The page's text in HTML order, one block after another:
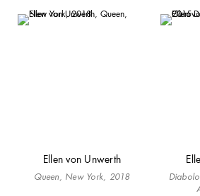
Ellen von Unwerth
Queen, New York, 2018